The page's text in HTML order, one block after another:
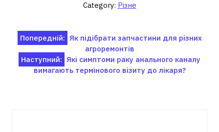
Category: Різне
Навігація
записів
Попередній: Як підібрати запчастини для різних
агроремонтів
Наступний: Які симптоми раку анального каналу
вимагають термінового візиту до лікаря?